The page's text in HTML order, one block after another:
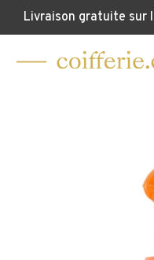
Livraison gratuite sur